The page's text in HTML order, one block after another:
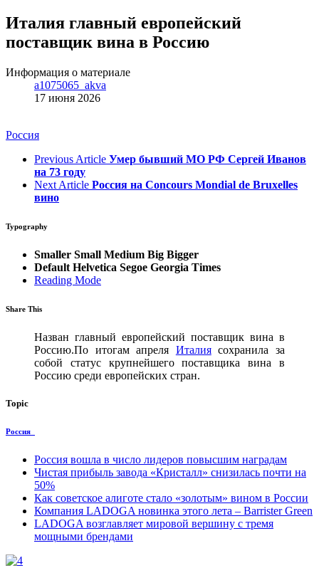
Италия главный европейский
поставщик вина в Россию
Информация о материале
a1075065_akva
17 июня 2026
Россия
Previous Article Умер бывший МО РФ Сергей Иванов
на 73 году
Next Article Россия на Concours Mondial de Bruxelles
вино
Typography
Smaller Small Medium Big Bigger
Default Helvetica Segoe Georgia Times
Reading Mode
Share This
Назван главный европейский поставщик вина в
Россию.По итогам апреля Италиясохранила за
собой статус крупнейшего поставщика вина в
Россию среди европейских стран.
Topic
Россия
Россия вошла в число лидеров повысшим наградам
Чистая прибыль завода «Кристалл» снизилась почти на
50%
Как советское алиготе стало «золотым» вином в России
Компания LADOGA новинка этого лета – Barrister Green
LADOGA возглавляет мировой вершину с тремя
мощными брендами